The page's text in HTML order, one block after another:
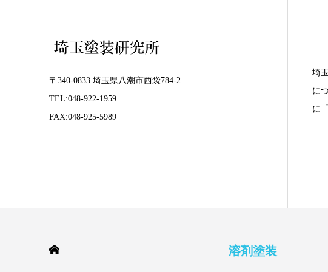
〒340-0833 埼玉県八潮市西袋784-2
TEL:048-922-1959
FAX:048-925-5989
埼
に
に
溶剤塗装